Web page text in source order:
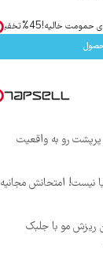
خالیه!45%تخفیف
رو به واقعیت
رویا نیست! امتحانش مجانیه
ریزش مو با جلبک